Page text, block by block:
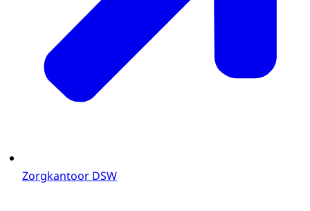
Zorgkantoor DSW